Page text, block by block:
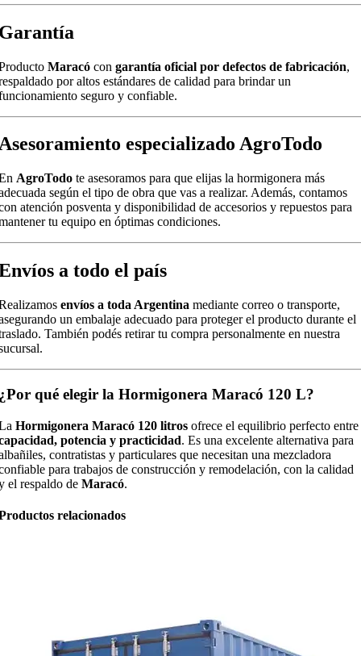
Maracó con garantía oficial por defectos de fabricación,
por altos estándares de calidad para brindar un
seguro y confiable.
especializado AgroTodo
AgroTodo te asesoramos para que elijas la hormigonera más
según el tipo de obra que vas a realizar. Además, contamos
atención posventa y disponibilidad de accesorios y repuestos para
tu equipo en óptimas condiciones.
a todo el país
envíos a toda Argentina mediante correo o transporte,
un embalaje adecuado para proteger el producto durante el
También podés retirar tu compra personalmente en nuestra
qué elegir la Hormigonera Maracó 120 L?
Hormigonera Maracó 120 litros ofrece el equilibrio perfecto entre
potencia y practicidad. Es una excelente alternativa para
contratistas y particulares que necesitan una mezcladora
para trabajos de construcción y remodelación, con la calidad
el respaldo de Maracó.
relacionados